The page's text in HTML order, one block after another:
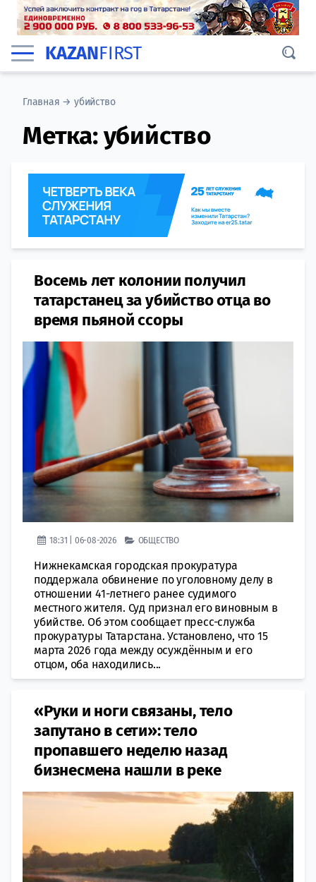
KAZANFIRST
Главная →убийство
Метка:убийство
Восемь лет колонии получил
татарстанец за убийство отца во
время пьяной ссоры
18:31 | 06-08-2026 ОБЩЕСТВО
Нижнекамская городская прокуратура
поддержала обвинение по уголовному делу в
отношении 41-летнего ранее судимого
местного жителя. Суд признал его виновным в
убийстве. Об этом сообщает пресс-служба
прокуратуры Татарстана. Установлено, что 15
марта 2026 года между осуждённым и его
отцом, оба находились...
«Руки и ноги связаны, тело
запутано в сети»: тело
пропавшего неделю назад
бизнесмена нашли в реке